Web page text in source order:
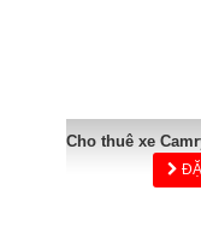
Cho thuê xe